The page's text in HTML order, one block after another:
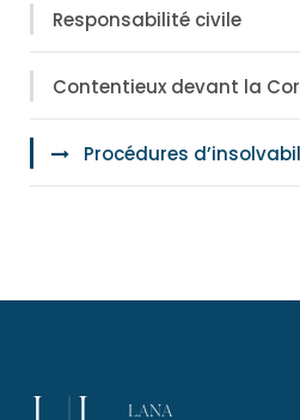
Responsabilité civile
Contentieux devant la
Procédures